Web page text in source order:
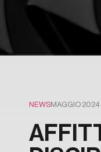
NEWSMAGGIO 2024